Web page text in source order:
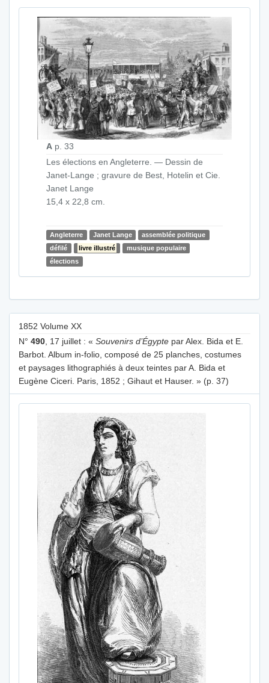
A p. 33
Les élections en Angleterre. — Dessin de
Janet-Lange ; gravure de Best, Hotelin et Cie.
Janet Lange
15,4 x 22,8 cm.
Angleterre Janet Lange
assemblée politique
défilé
livre illustré
musique populaire
élections
1852 Volume XX
N° 490, 17 juillet : « Souvenirs d’Égypte par Alex. Bida et E.
Barbot. Album in-folio, composé de 25 planches, costumes
et paysages lithographiés à deux teintes par A. Bida et
Eugène Ciceri. Paris, 1852 ; Gihaut et Hauser. » (p. 37)